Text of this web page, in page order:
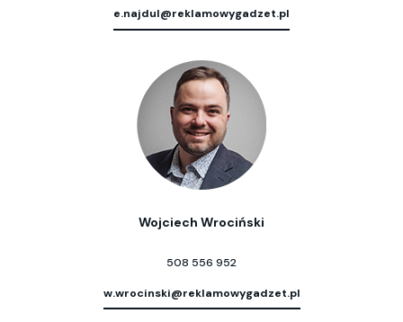
e.najdul@reklamowygadzet.pl
Wojciech Wrociński
508 556 952
w.wrocinski@reklamowygadzet.pl